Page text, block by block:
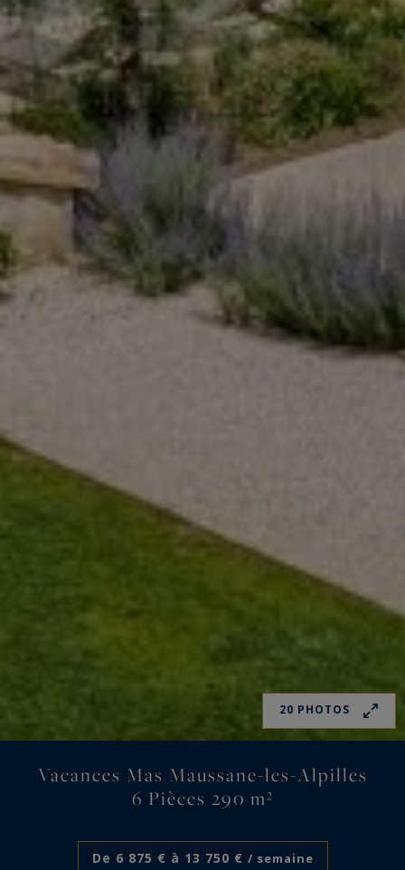
20 PHOTOS
Vacances Mas Maussane-les-Alpilles
6 Pièces 290 m²
De 6 875 € à 13 750 € / semaine